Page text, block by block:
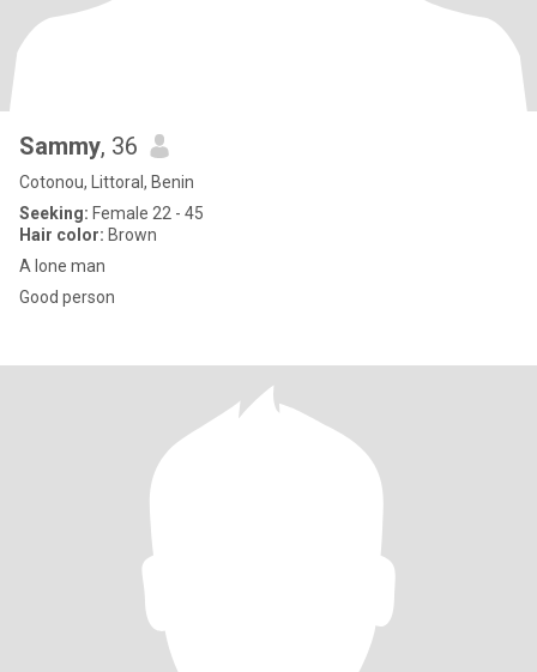
Sammy, 36
Cotonou, Littoral, Benin
Seeking: Female 22 - 45
Hair color: Brown
A lone man
Good person